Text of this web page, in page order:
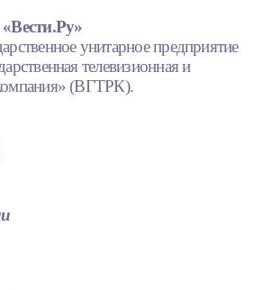
унитарное предприятие
телевизионная и
(ВГТРК).